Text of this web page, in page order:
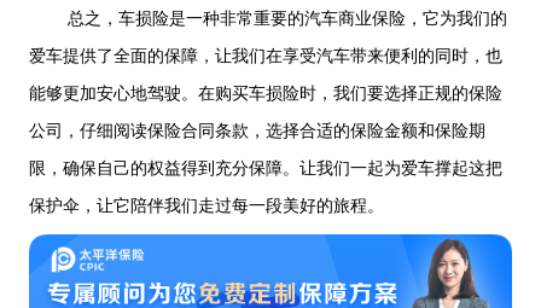
总之，车损险是一种非常重要的汽车商业保险，它为我们的
爱车提供了全面的保障，让我们在享受汽车带来便利的同时，也
能够更加安心地驾驶。在购买车损险时，我们要选择正规的保险
公司，仔细阅读保险合同条款，选择合适的保险金额和保险期
限，确保自己的权益得到充分保障。让我们一起为爱车撑起这把
保护伞，让它陪伴我们走过每一段美好的旅程。